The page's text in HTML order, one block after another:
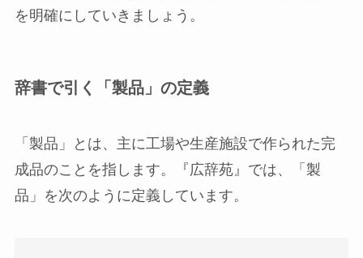
を明確にしていきましょう。
辞書で引く「製品」の定義
「製品」とは、主に工場や生産施設で作られた完
成品のことを指します。『広辞苑』では、「製
品」を次のように定義しています。